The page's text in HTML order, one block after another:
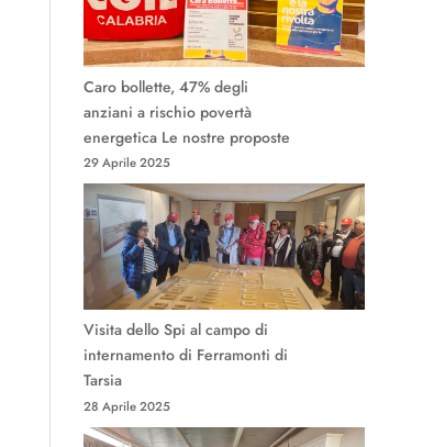
Caro bollette, 47% degli
anziani a rischio povertà
energetica Le nostre proposte
29 Aprile 2025
Visita dello Spi al campo di
internamento di Ferramonti di
Tarsia
28 Aprile 2025